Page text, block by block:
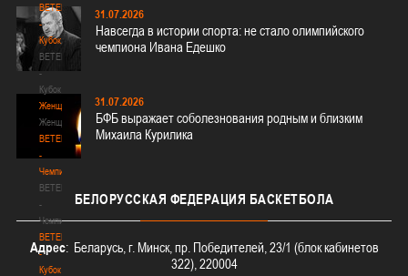
BETERA
-
Кубок
BETERA
-
Кубок
Женщины
Женщины
BETERA
-
Чемпионат
BETERA
-
Чемпионат
BETERA
-
Кубок
31.07.2026
Навсегда в истории спорта: не стало олимпийского
чемпиона Ивана Едешко
31.07.2026
БФБ выражает соболезнования родным и близким
Михаила Курилика
БЕЛОРУССКАЯ ФЕДЕРАЦИЯ БАСКЕТБОЛА
Адрес: Беларусь, г. Минск, пр. Победителей, 23/1 (блок кабинетов
322), 220004